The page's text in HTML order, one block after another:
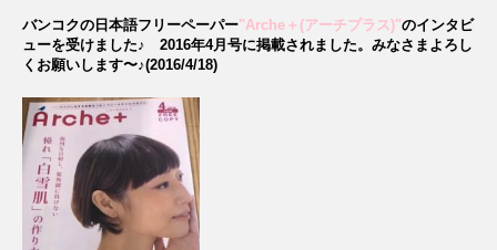
バンコクの日本語フリーペーパー"Arche＋(アーチプラス)"のインタビ
ューを受けました♪ 2016年4月号に掲載されました。みなさまよろし
くお願いします〜♪(2016/4/18)